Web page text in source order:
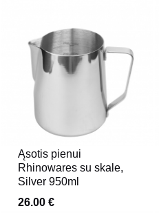
Ąsotis pienui
Rhinowares su skale,
Silver 950ml
26.00 €